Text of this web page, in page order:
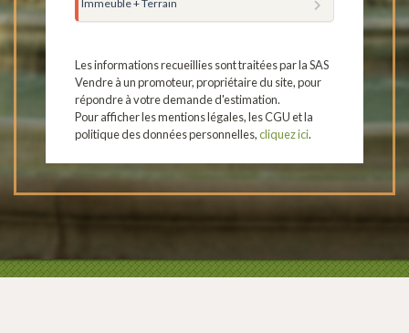
Immeuble + Terrain
Les informations recueillies sont traitées par la SAS
Vendre à un promoteur, propriétaire du site, pour
répondre à votre demande d'estimation.
Pour afficher les mentions légales, les CGU et la
politique des données personnelles,cliquez ici.